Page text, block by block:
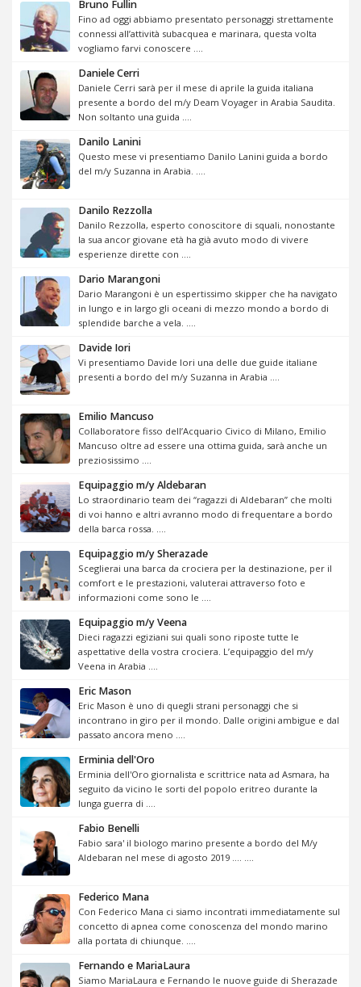
Bruno Fullin
Fino ad oggi abbiamo presentato personaggi strettamente
connessi all’attività subacquea e marinara, questa volta
vogliamo farvi conoscere ....
Daniele Cerri
Daniele Cerri sarà per il mese di aprile la guida italiana
presente a bordo del m/y Deam Voyager in Arabia Saudita.
Non soltanto una guida ....
Danilo Lanini
Questo mese vi presentiamo Danilo Lanini guida a bordo
del m/y Suzanna in Arabia. ....
Danilo Rezzolla
Danilo Rezzolla, esperto conoscitore di squali, nonostante
la sua ancor giovane età ha già avuto modo di vivere
esperienze dirette con ....
Dario Marangoni
Dario Marangoni è un espertissimo skipper che ha navigato
in lungo e in largo gli oceani di mezzo mondo a bordo di
splendide barche a vela. ....
Davide Iori
Vi presentiamo Davide Iori una delle due guide italiane
presenti a bordo del m/y Suzanna in Arabia ....
Emilio Mancuso
Collaboratore fisso dell’Acquario Civico di Milano, Emilio
Mancuso oltre ad essere una ottima guida, sarà anche un
preziosissimo ....
Equipaggio m/y Aldebaran
Lo straordinario team dei “ragazzi di Aldebaran” che molti
di voi hanno e altri avranno modo di frequentare a bordo
della barca rossa. ....
Equipaggio m/y Sherazade
Sceglierai una barca da crociera per la destinazione, per il
comfort e le prestazioni, valuterai attraverso foto e
informazioni come sono le ....
Equipaggio m/y Veena
Dieci ragazzi egiziani sui quali sono riposte tutte le
aspettative della vostra crociera. L’equipaggio del m/y
Veena in Arabia ....
Eric Mason
Eric Mason è uno di quegli strani personaggi che si
incontrano in giro per il mondo. Dalle origini ambigue e dal
passato ancora meno ....
Erminia dell'Oro
Erminia dell'Oro giornalista e scrittrice nata ad Asmara, ha
seguito da vicino le sorti del popolo eritreo durante la
lunga guerra di ....
Fabio Benelli
Fabio sara' il biologo marino presente a bordo del M/y
Aldebaran nel mese di agosto 2019 .... ....
Federico Mana
Con Federico Mana ci siamo incontrati immediatamente sul
concetto di apnea come conoscenza del mondo marino
alla portata di chiunque. ....
Fernando e MariaLaura
Siamo MariaLaura e Fernando le nuove guide di Sherazade